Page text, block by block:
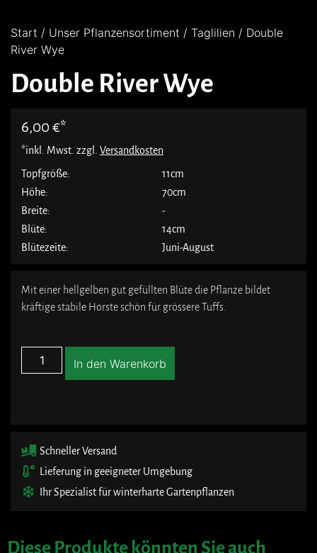
Start / Unser Pflanzensortiment / Taglilien / Double
River Wye
Double River Wye
6,00 €
*inkl. Mwst. zzgl. Versandkosten
Topfgröße:
11cm
Höhe:
70cm
Breite:
-
Blüte:
14cm
Blütezeite:
Juni-August
Mit einer hellgelben gut gefüllten Blüte die Pflanze bildet
kräftige stabile Horste schön für grössere Tuffs.
In den Warenkorb
Schneller Versand
Lieferung in geeigneter Umgebung
Ihr Spezialist für winterharte Gartenpflanzen
Diese Produkte könnten Sie auch